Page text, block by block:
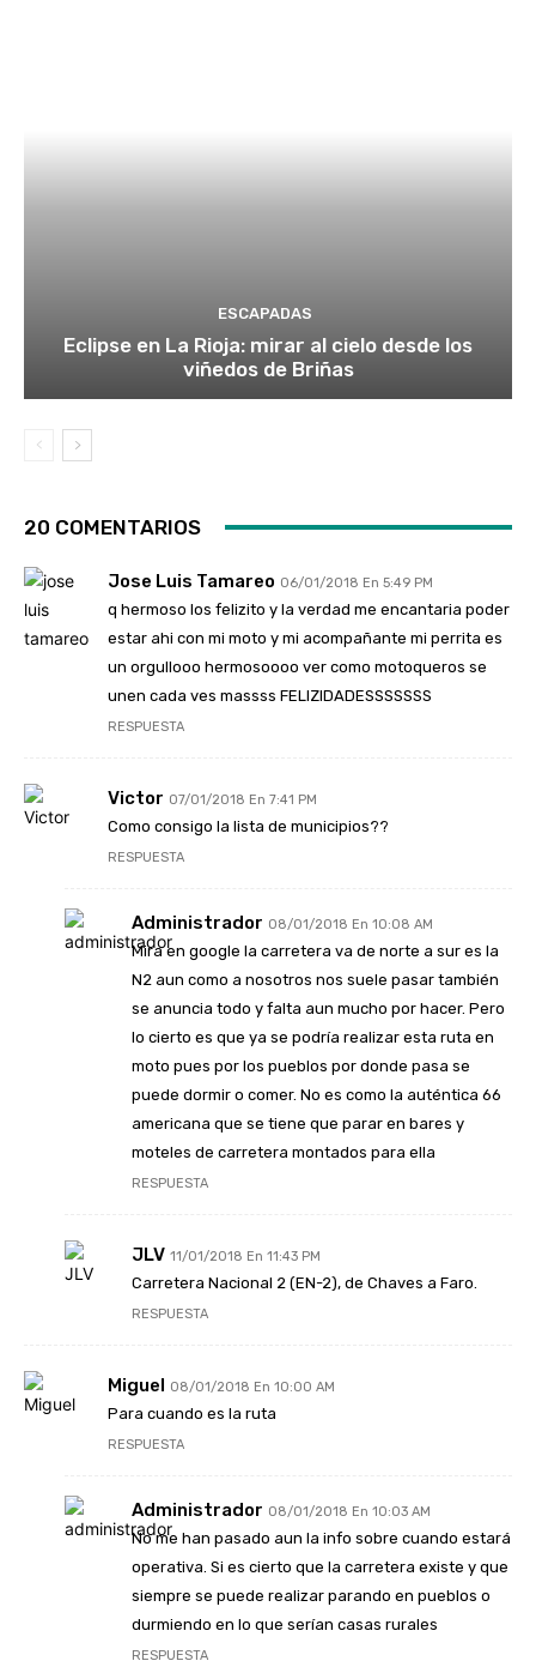
ESCAPADAS
Eclipse en La Rioja: mirar al cielo desde los
viñedos de Briñas
20 COMENTARIOS
Jose Luis Tamareo 06/01/2018 En 5:49 PM
q hermoso los felizito y la verdad me encantaria poder
estar ahi con mi moto y mi acompañante mi perrita es
un orgullooo hermosoooo ver como motoqueros se
unen cada ves massss FELIZIDADESSSSSSS
RESPUESTA
Victor 07/01/2018 En 7:41 PM
Como consigo la lista de municipios??
RESPUESTA
Administrador 08/01/2018 En 10:08 AM
Mira en google la carretera va de norte a sur es la
N2 aun como a nosotros nos suele pasar también
se anuncia todo y falta aun mucho por hacer. Pero
lo cierto es que ya se podría realizar esta ruta en
moto pues por los pueblos por donde pasa se
puede dormir o comer. No es como la auténtica 66
americana que se tiene que parar en bares y
moteles de carretera montados para ella
RESPUESTA
JLV 11/01/2018 En 11:43 PM
Carretera Nacional 2 (EN-2), de Chaves a Faro.
RESPUESTA
Miguel 08/01/2018 En 10:00 AM
Para cuando es la ruta
RESPUESTA
Administrador 08/01/2018 En 10:03 AM
No me han pasado aun la info sobre cuando estará
operativa. Si es cierto que la carretera existe y que
siempre se puede realizar parando en pueblos o
durmiendo en lo que serían casas rurales
RESPUESTA